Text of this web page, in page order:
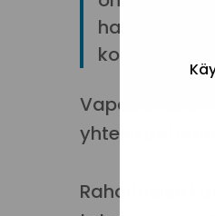
hallituksen
kohdistuvia